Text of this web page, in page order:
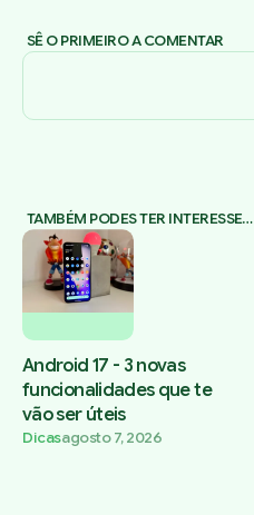
SÊ O PRIMEIRO A COMENTAR
TAMBÉM PODES TER INTERESSE…
Android 17 - 3 novas
funcionalidades que te
vão ser úteis
Dicasagosto 7, 2026